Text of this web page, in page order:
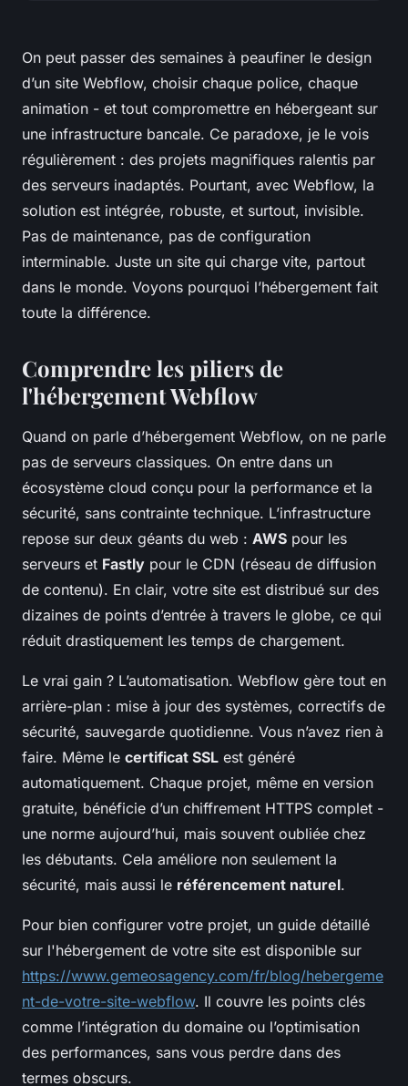
On peut passer des semaines à peaufiner le design
d’un site Webflow, choisir chaque police, chaque
animation - et tout compromettre en hébergeant sur
une infrastructure bancale. Ce paradoxe, je le vois
régulièrement : des projets magnifiques ralentis par
des serveurs inadaptés. Pourtant, avec Webflow, la
solution est intégrée, robuste, et surtout, invisible.
Pas de maintenance, pas de configuration
interminable. Juste un site qui charge vite, partout
dans le monde. Voyons pourquoi l’hébergement fait
toute la différence.
Comprendre les piliers de
l'hébergement Webflow
Quand on parle d’hébergement Webflow, on ne parle
pas de serveurs classiques. On entre dans un
écosystème cloud conçu pour la performance et la
sécurité, sans contrainte technique. L’infrastructure
repose sur deux géants du web : AWS pour les
serveurs et Fastly pour le CDN (réseau de diffusion
de contenu). En clair, votre site est distribué sur des
dizaines de points d’entrée à travers le globe, ce qui
réduit drastiquement les temps de chargement.
Le vrai gain ? L’automatisation. Webflow gère tout en
arrière-plan : mise à jour des systèmes, correctifs de
sécurité, sauvegarde quotidienne. Vous n’avez rien à
faire. Même le certificat SSL est généré
automatiquement. Chaque projet, même en version
gratuite, bénéficie d’un chiffrement HTTPS complet -
une norme aujourd’hui, mais souvent oubliée chez
les débutants. Cela améliore non seulement la
sécurité, mais aussi le référencement naturel.
Pour bien configurer votre projet, un guide détaillé
sur l'hébergement de votre site est disponible sur
https://www.gemeosagency.com/fr/blog/hebergeme
nt-de-votre-site-webflow. Il couvre les points clés
comme l’intégration du domaine ou l’optimisation
des performances, sans vous perdre dans des
termes obscurs.